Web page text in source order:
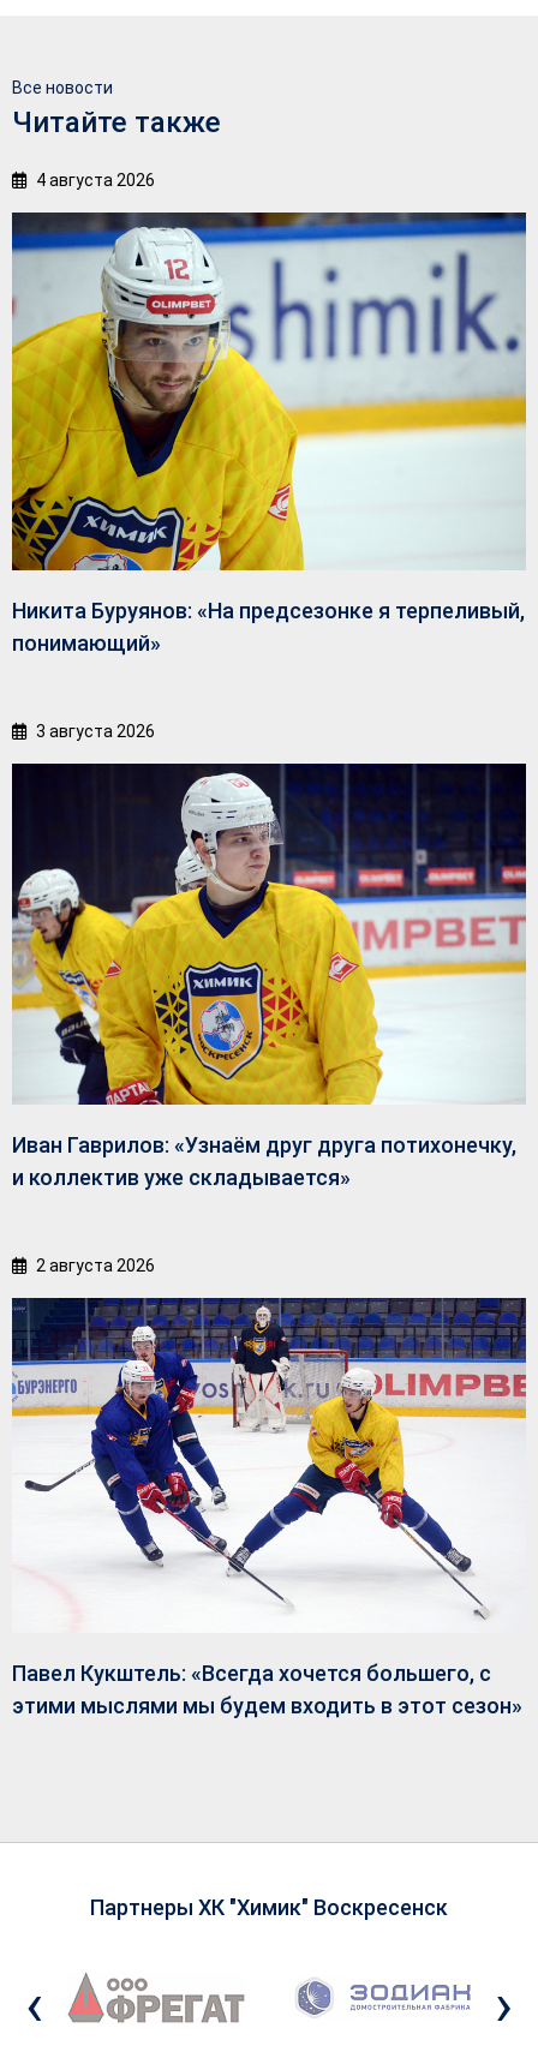
Все новости
Читайте также
4 августа 2026
Никита Буруянов: «На предсезонке я терпеливый,
понимающий»
3 августа 2026
Иван Гаврилов: «Узнаём друг друга потихонечку,
и коллектив уже складывается»
2 августа 2026
Павел Кукштель: «Всегда хочется большего, с
этими мыслями мы будем входить в этот сезон»
Партнеры ХК "Химик" Воскресенск
‹ ›